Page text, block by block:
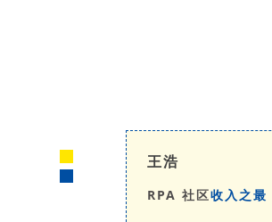
王浩
RPA 社区收入之最